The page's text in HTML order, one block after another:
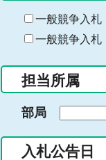
一般競争入札
一般競争入札
担当所属
部局
入札公告日